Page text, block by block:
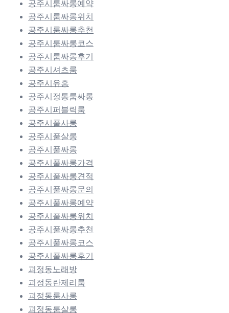
공주시룸싸롱예약
공주시룸싸롱위치
공주시룸싸롱추천
공주시룸싸롱코스
공주시룸싸롱후기
공주시셔츠룸
공주시유흥
공주시정통룸싸롱
공주시퍼블릭룸
공주시풀사롱
공주시풀살롱
공주시풀싸롱
공주시풀싸롱가격
공주시풀싸롱견적
공주시풀싸롱문의
공주시풀싸롱예약
공주시풀싸롱위치
공주시풀싸롱추천
공주시풀싸롱코스
공주시풀싸롱후기
괴정동노래방
괴정동란제리룸
괴정동룸사롱
괴정동룸살롱